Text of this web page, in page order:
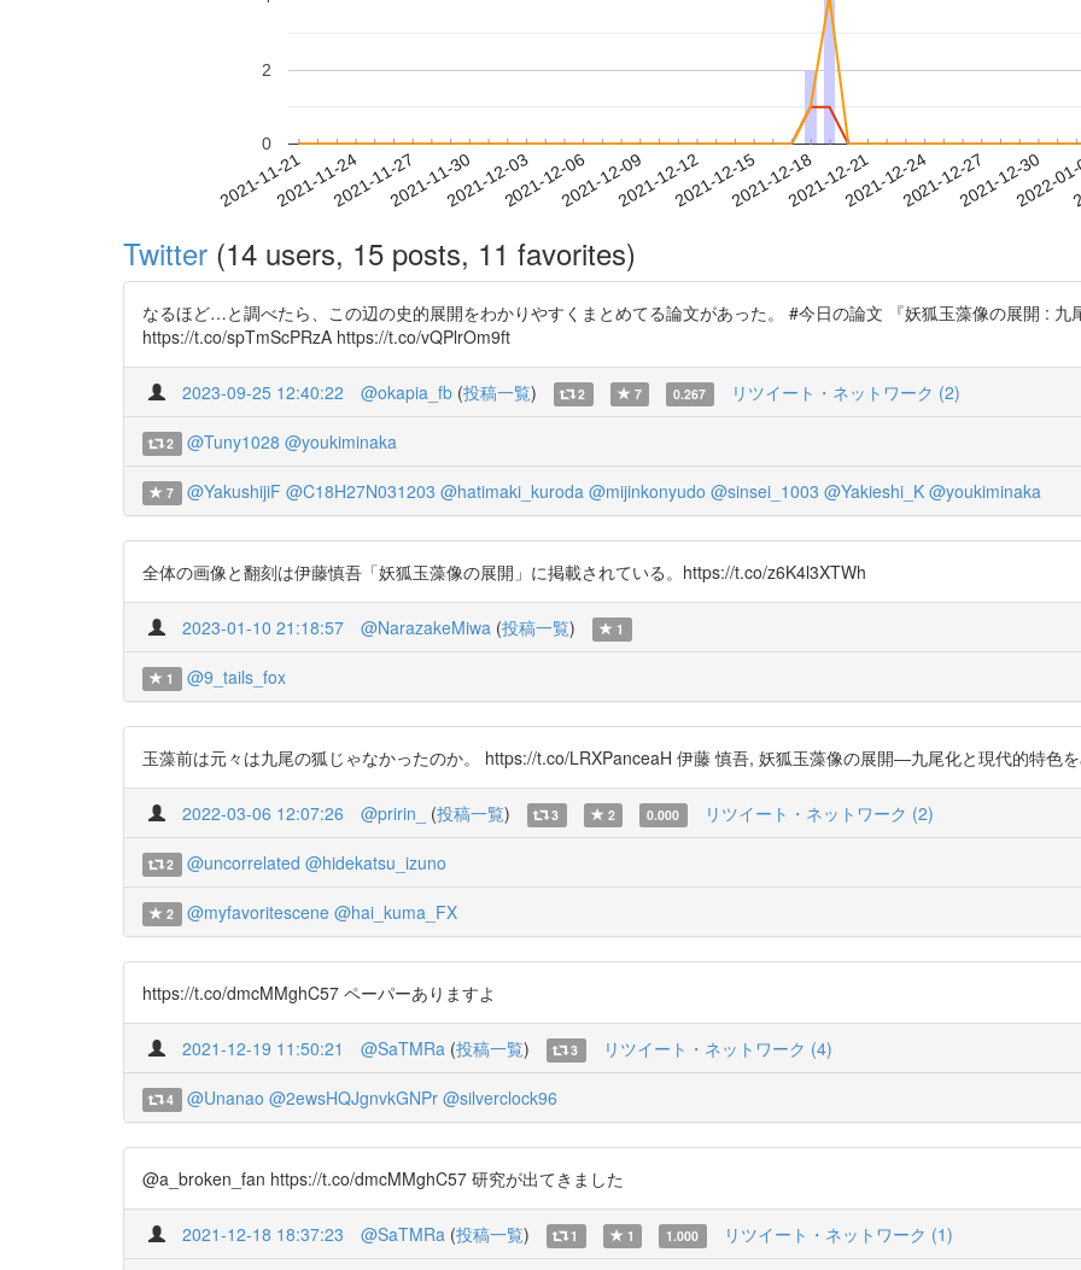
2021-11-212021-11-242021-11-272021-11-302021-12-032021-12-062021-12-092021-12-122021-12-152021-12-182021-12-212021-12-242021-12-272021-12-30
2022-
0
2
Twitter (14 users, 15 posts, 11 favorites)
なるほど…と調べたら、この辺の史的展開をわかりやすくまとめてる論文があった。 #今日の論文 『妖狐玉藻像の展開 :
https://t.co/spTmScPRzA https://t.co/vQPlrOm9ft
2023-09-25 12:40:22 @okapia_fb (投稿一覧) 2 7 0.267 リツイート・ネットワーク (2)
2 @Tuny1028 @youkiminaka
7 @YakushijiF @C18H27N031203 @hatimaki_kuroda @mijinkonyudo @sinsei_1003 @Yakieshi_K @youkiminaka
全体の画像と翻刻は伊藤慎吾「妖狐玉藻像の展開」に掲載されている。https://t.co/z6K4l3XTWh
2023-01-10 21:18:57 @NarazakeMiwa (投稿一覧) 1
1 @9_tails_fox
玉藻前は元々は九尾の狐じゃなかったのか。 https://t.co/LRXPanceaH 伊藤 慎吾, 妖狐玉藻像の展開―九尾化と現代的特
2022-03-06 12:07:26 @pririn_ (投稿一覧) 3 2 0.000 リツイート・ネットワーク (2)
2 @uncorrelated @hidekatsu_izuno
2 @myfavoritescene @hai_kuma_FX
https://t.co/dmcMMghC57 ペーパーありますよ
2021-12-19 11:50:21 @SaTMRa (投稿一覧) 3 リツイート・ネットワーク (4)
4 @Unanao @2ewsHQJgnvkGNPr @silverclock96
@a_broken_fan https://t.co/dmcMMghC57 研究が出てきました
2021-12-18 18:37:23 @SaTMRa (投稿一覧) 1 1 1.000 リツイート・ネットワーク (1)